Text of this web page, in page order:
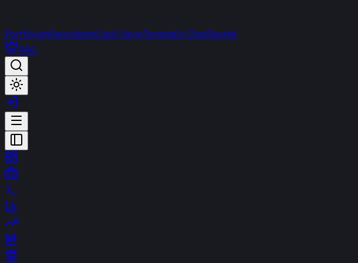
PortföyümFavorilerimCanlı YayınTerminalt-ChatDestek
PRO